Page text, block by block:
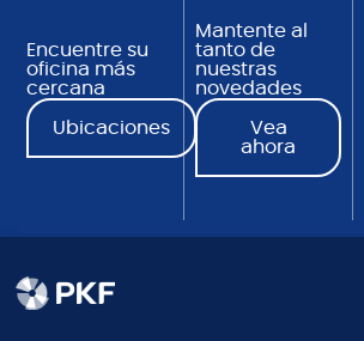
Encuentre su
oficina más
cercana
Ubicaciones
Mantente al
tanto de
nuestras
novedades
Vea
ahora